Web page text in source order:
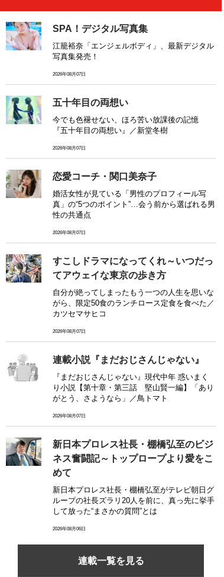
SPA！デジタル写真集
江籠裕奈「エンジェルボディ」、最新デジタル
写真集発売！
2026年08月07日
五十年目の両想い
今でも色褪せない、ほろ苦い放課後の記憶
『五十年目の両想い』／新堂冬樹
2026年08月07日
恋愛コーチ・関口美奈子
婚活女性が見ている「男性のプロフィール写
真」の“5つのポイント”…会う前から選ばれる男
性の共通点
2026年08月07日
すこしドラマになってくれ～いつだっ
てアウェイな東京の歩き方
自分が絶ってしまったもう一つの人生を思いな
がら、限定50食のランチロース定食を食べた／
カツセマサヒコ
2026年08月07日
連載小説『まだおじさんじゃない』
『まだおじさんじゃない』現代中年 惑いまく
り小説【第十章・第三話 堅山賢一編】「あり
がとう、さようなら」／鳥トマト
2026年08月07日
新日本プロレス社長・棚橋弘至のビジ
ネス奮闘記～トップロープより愛をこ
めて
新日本プロレス社長・棚橋弘至がテレビ朝日グ
ループの社長ズラリ20人を前に、真っ先に挙手
して放った“まさかの質問”とは
2026年08月06日
連載一覧を見る